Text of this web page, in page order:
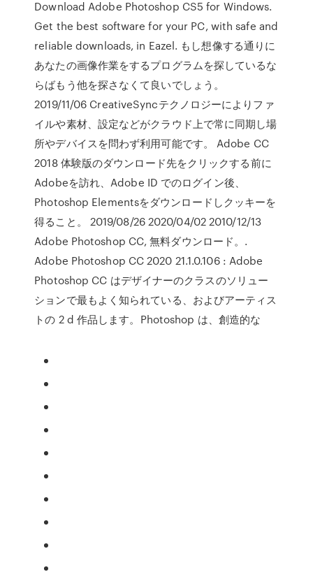
Download Adobe Photoshop CS5 for Windows.
Get the best software for your PC, with safe and
reliable downloads, in Eazel. もし想像する通りに
あなたの画像作業をするプログラムを探しているな
らばもう他を探さなくて良いでしょう。
2019/11/06 CreativeSyncテクノロジーによりファ
イルや素材、設定などがクラウド上で常に同期し場
所やデバイスを問わず利用可能です。 Adobe CC
2018 体験版のダウンロード先をクリックする前に
Adobeを訪れ、Adobe ID でのログイン後、
Photoshop Elementsをダウンロードしクッキーを
得ること。 2019/08/26 2020/04/02 2010/12/13
Adobe Photoshop CC, 無料ダウンロード。.
Adobe Photoshop CC 2020 21.1.0.106 : Adobe
Photoshop CC はデザイナーのクラスのソリュー
ションで最もよく知られている、およびアーティス
トの 2 d 作品します。Photoshop は、創造的な